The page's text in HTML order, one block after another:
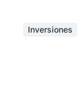
Inversiones